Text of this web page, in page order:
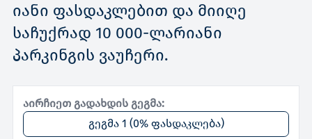
იანი ფასდაკლებით და მიიღე
საჩუქრად 10 000-ლარიანი
პარკინგის ვაუჩერი.
აირჩიეთ გადახდის გეგმა:
გეგმა 1 (0% ფასდაკლება)